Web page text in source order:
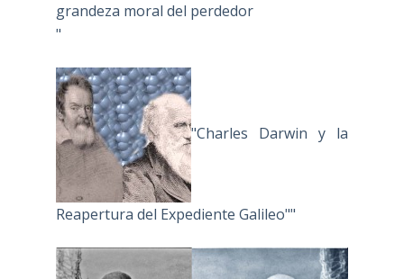
grandeza moral del perdedor
"
"Charles Darwin y la
Reapertura del Expediente Galileo""